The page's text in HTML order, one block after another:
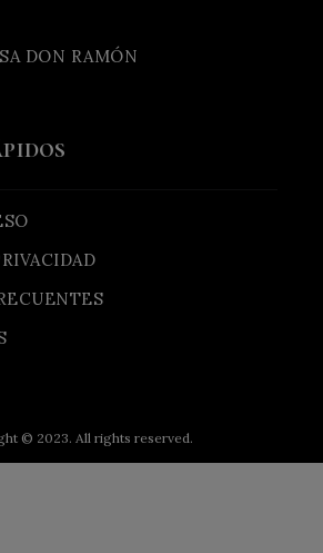
DON RAMÓN
© 2023. All rights reserved.